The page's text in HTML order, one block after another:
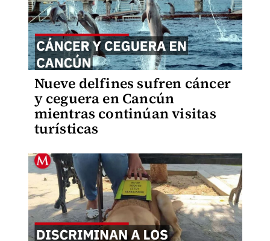
Nueve delfines sufren cáncer
y ceguera en Cancún
mientras continúan visitas
turísticas